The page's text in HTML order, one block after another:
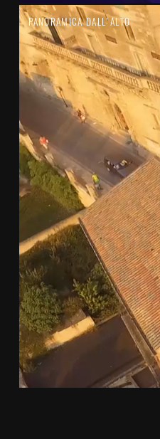
PANORAMICA DALL'ALTO